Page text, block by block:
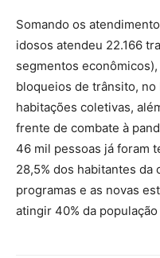
Somando os
idosos atendeu 22.166
segmentos
bloqueios de trânsito,
habitações coletivas,
frente de combate à
46 mil pessoas já foram
28,5% dos habitantes da
programas e as novas
atingir 40% da